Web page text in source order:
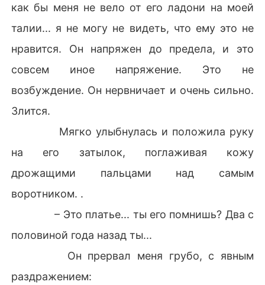
как бы меня не вело от его ладони на моей
талии... я не могу не видеть, что ему это не
нравится. Он напряжен до предела, и это
совсем иное напряжение. Это не
возбуждение. Он нервничает и очень сильно.
Злится.
Мягко улыбнулась и положила руку
на его затылок, поглаживая кожу
дрожащими пальцами над самым
воротником. .
– Это платье... ты его помнишь? Два с
половиной года назад ты...
Он прервал меня грубо, с явным
раздражением: